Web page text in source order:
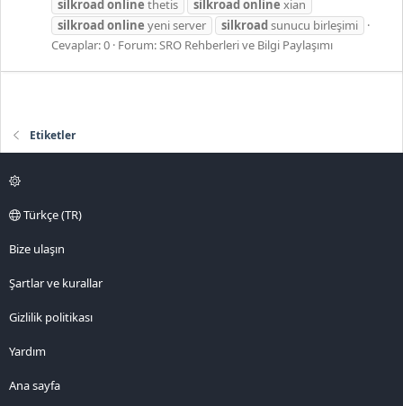
silkroadonline thetis silkroadonline xian
silkroadonline yeni server silkroadsunucu birleşimi
Cevaplar: 0 Forum:SRO Rehberleri ve Bilgi Paylaşımı
Etiketler
Türkçe (TR)
Bize ulaşın
Şartlar ve kurallar
Gizlilik politikası
Yardım
Ana sayfa